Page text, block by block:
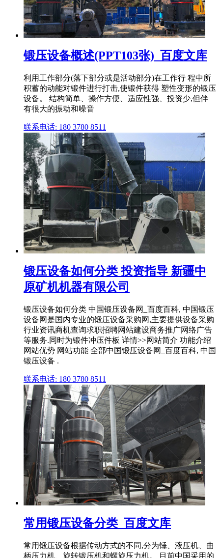
锻压设备概述(PPT103张)_百度文库
利用工作部分(落下部分或是活动部分)在工作行 程中所
积蓄的动能对锻件进行打击,使锻件获得 塑性变形的锻压
设备。 结构简单、操作方便、适应性强、投资少,但伴
有很大的振动和噪音
联系电话: 180 3780 8511
锻压设备如何分类 投资指导 新疆中
原矿机机器有限公司
锻压设备如何分类 中国锻压设备网_百度百科, 中国锻压
设备网是国内专业的锻压设备采购网,主要提供设备采购
行业资讯商机查询求职招聘网站建设商务推广网络广告
等服务.同时为锻件冲压件板 详情>>网站简介 功能介绍
网站优势 网站功能 全部中国锻压设备网_百度百科, 中国
锻压设备 .
联系电话: 180 3780 8511
常用锻压设备分类_百度文库
常用锻压设备根据传动方式的不同,分为锤、液压机、曲
柄压力机、旋转锻压机和螺旋压力机。 目前中国采用的